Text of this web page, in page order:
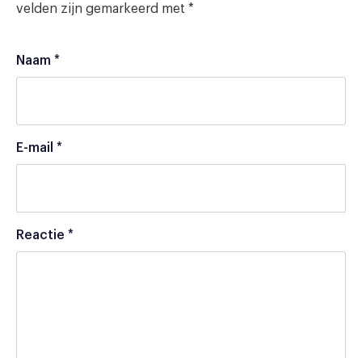
velden zijn gemarkeerd met *
Naam *
E-mail *
Reactie *